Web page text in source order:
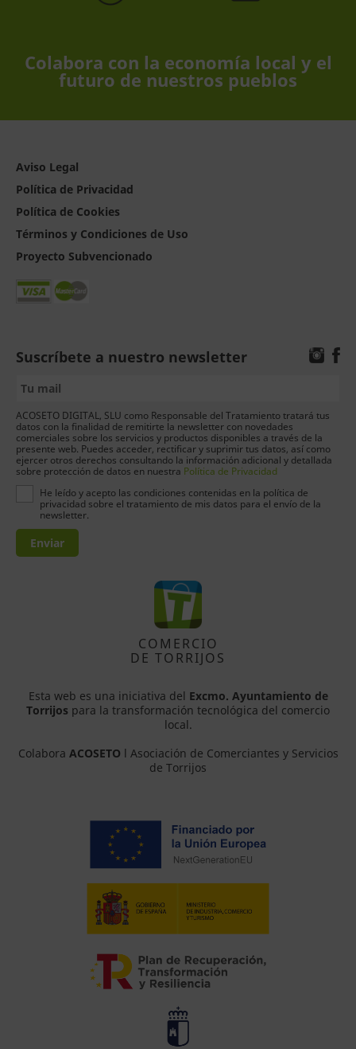
Colabora con la economía local y el
futuro de nuestros pueblos
Aviso Legal
Política de Privacidad
Política de Cookies
Términos y Condiciones de Uso
Proyecto Subvencionado
Suscríbete a nuestro newsletter
ACOSETO DIGITAL, SLU como Responsable del Tratamiento tratará tus
datos con la finalidad de remitirte la newsletter con novedades
comerciales sobre los servicios y productos disponibles a través de la
presente web. Puedes acceder, rectificar y suprimir tus datos, así como
ejercer otros derechos consultando la información adicional y detallada
sobre protección de datos en nuestra Política de Privacidad
He leído y acepto las condiciones contenidas en la política de
privacidad sobre el tratamiento de mis datos para el envío de la
newsletter.
Enviar
COMERCIO
DE TORRIJOS
Esta web es una iniciativa del Excmo. Ayuntamiento de
Torrijos para la transformación tecnológica del comercio
local.
Colabora ACOSETO l Asociación de Comerciantes y Servicios
de Torrijos